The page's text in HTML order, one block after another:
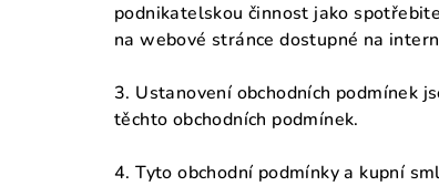
podnikatelskou činnost jako
na webové stránce dostupné na
3. Ustanovení obchodních podmínek
těchto obchodních podmínek.
4. Tyto obchodní podmínky a kupní